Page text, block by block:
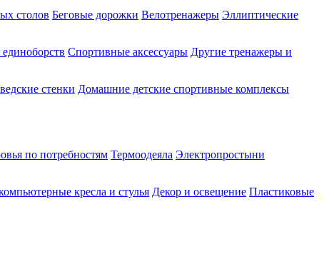
столов Беговые дорожки Велотренажеры Эллиптические
Спортивные аксессуары Другие тренажеры и
стенки Домашние детские спортивные комплексы
по потребностям Термоодеяла Электропростыни
кресла и стулья Декор и освещение Пластиковые